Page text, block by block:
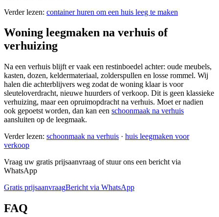
Verder lezen: container huren om een huis leeg te maken
Woning leegmaken na verhuis of
verhuizing
Na een verhuis blijft er vaak een restinboedel achter: oude meubels,
kasten, dozen, keldermateriaal, zolderspullen en losse rommel. Wij
halen die achterblijvers weg zodat de woning klaar is voor
sleuteloverdracht, nieuwe huurders of verkoop. Dit is geen klassieke
verhuizing, maar een opruimopdracht na verhuis. Moet er nadien
ook gepoetst worden, dan kan een schoonmaak na verhuis
aansluiten op de leegmaak.
Verder lezen: schoonmaak na verhuis · huis leegmaken voor
verkoop
Vraag uw gratis prijsaanvraag of stuur ons een bericht via
WhatsApp
Gratis prijsaanvraagBericht via WhatsApp
FAQ